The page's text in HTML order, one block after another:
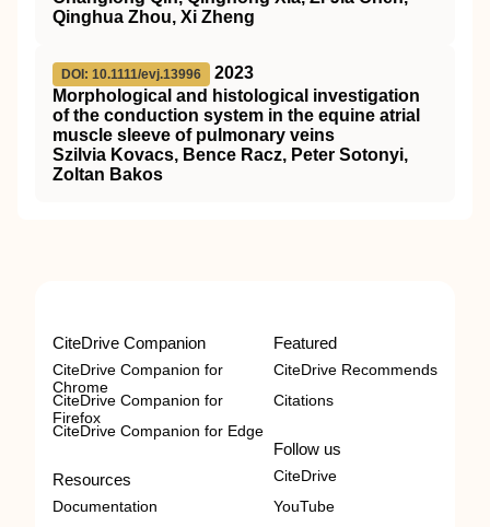
Qinghua Zhou, Xi Zheng
DOI: 10.1111/evj.13996
2023
Morphological and histological investigation
of the conduction system in the equine atrial
muscle sleeve of pulmonary veins
Szilvia Kovacs, Bence Racz, Peter Sotonyi,
Zoltan Bakos
CiteDrive Companion
CiteDrive Companion for
Chrome
CiteDrive Companion for
Firefox
CiteDrive Companion for Edge
Resources
Documentation
Featured
CiteDrive Recommends
Citations
Follow us
CiteDrive
YouTube